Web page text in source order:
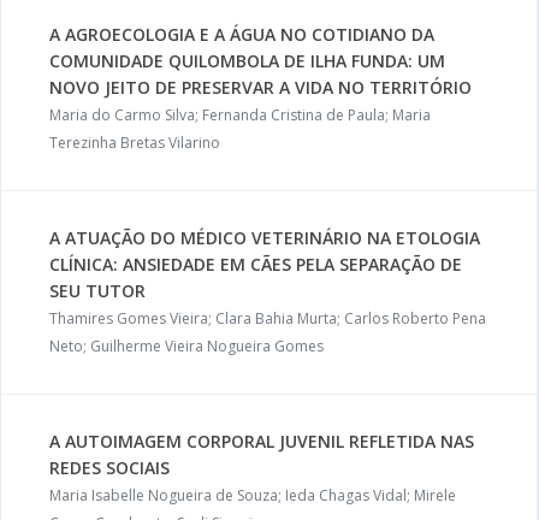
A AGROECOLOGIA E A ÁGUA NO COTIDIANO DA
COMUNIDADE QUILOMBOLA DE ILHA FUNDA: UM
NOVO JEITO DE PRESERVAR A VIDA NO TERRITÓRIO
Maria do Carmo Silva; Fernanda Cristina de Paula; Maria
Terezinha Bretas Vilarino
A ATUAÇÃO DO MÉDICO VETERINÁRIO NA ETOLOGIA
CLÍNICA: ANSIEDADE EM CÃES PELA SEPARAÇÃO DE
SEU TUTOR
Thamires Gomes Vieira; Clara Bahia Murta; Carlos Roberto Pena
Neto; Guilherme Vieira Nogueira Gomes
A AUTOIMAGEM CORPORAL JUVENIL REFLETIDA NAS
REDES SOCIAIS
Maria Isabelle Nogueira de Souza; Ieda Chagas Vidal; Mirele